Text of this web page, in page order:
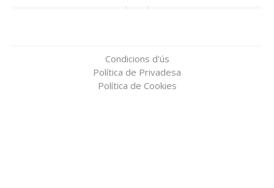
Condicions d'ús
Política de Privadesa
Política de Cookies